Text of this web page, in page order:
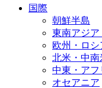
国際
朝鮮半島
東南アジア
欧州・ロシ
北米・中南
中東・アフ
オセアニア